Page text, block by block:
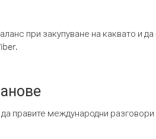
при закупуване на каквато и
правите международни